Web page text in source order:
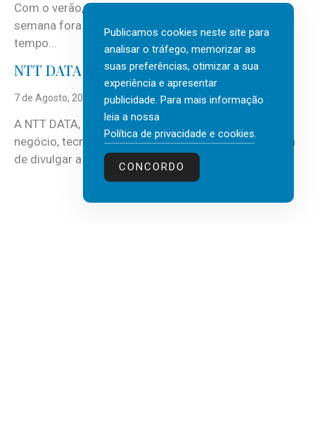
Com o verão, chegam também as férias, os fins-de-
semana fora e os dias em que a casa fica mais
tempo...
NTT DATA Insurtech Global Outlook 2026
7 de Agosto, 2026
A NTT DATA, consultora global em serviços de
negócio, tecnologia e inteligência artificial (IA), acaba
de divulgar a mais recente...
Publicamos cookies neste site para
analisar o tráfego, memorizar as
suas preferências, otimizar a sua
experiência e apresentar
publicidade. Para mais informação
leia a nossa
Política de privacidade e cookies.
CONCORDO